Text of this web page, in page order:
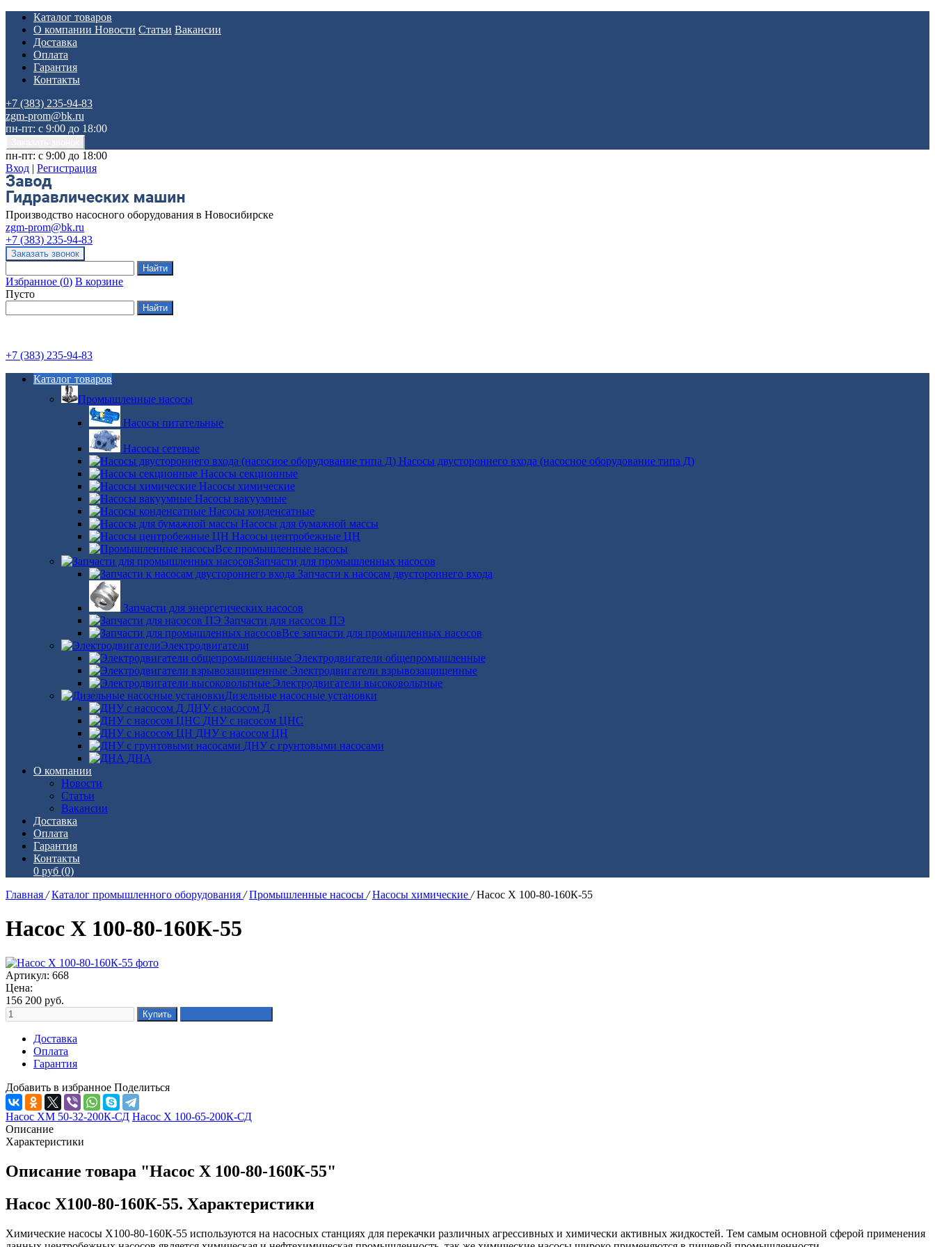
Каталог товаров
О компании Новости Статьи Вакансии
Доставка
Оплата
Гарантия
Контакты
+7 (383) 235-94-83
zgm-prom@bk.ru
пн-пт: с 9:00 до 18:00
пн-пт: с 9:00 до 18:00
Вход | Регистрация
Производство насосного оборудования в Новосибирске
zgm-prom@bk.ru
+7 (383) 235-94-83
Избранное (0) В корзине
Пусто
+7 (383) 235-94-83
Каталог товаров
Промышленные насосы
Насосы питательные
Насосы сетевые
Насосы двустороннего входа (насосное оборудование типа Д)
Насосы секционные
Насосы химические
Насосы вакуумные
Насосы конденсатные
Насосы для бумажной массы
Насосы центробежные ЦН
Все промышленные насосы
Запчасти для промышленных насосов
Запчасти к насосам двустороннего входа
Запчасти для энергетических насосов
Запчасти для насосов ПЭ
Все запчасти для промышленных насосов
Электродвигатели
Электродвигатели общепромышленные
Электродвигатели взрывозащищенные
Электродвигатели высоковольтные
Дизельные насосные установки
ДНУ с насосом Д
ДНУ с насосом ЦНС
ДНУ с насосом ЦН
ДНУ с грунтовыми насосами
ДНА
О компании
Новости
Статьи
Вакансии
Доставка
Оплата
Гарантия
Контакты
0 руб (0)
Главная / Каталог промышленного оборудования / Промышленные насосы / Насосы химические / Насос Х 100-80-160К-55
Насос Х 100-80-160К-55
Артикул: 668
Цена:
156 200 руб.
Доставка
Оплата
Гарантия
Добавить в избранное Поделиться
Насос ХМ 50-32-200К-СД Насос Х 100-65-200К-СД
Описание
Характеристики
Описание товара "Насос Х 100-80-160К-55"
Насос Х100-80-160К-55. Характеристики
Химические насосы Х100-80-160К-55 используются на насосных станциях для перекачки различных агрессивных и химически активных жидкостей. Тем самым основной сферой применения